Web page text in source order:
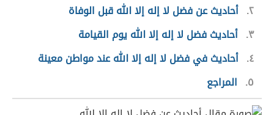
٢ أحاديث عن فضل لا إله إلا الله قبل الوفاة
٣ أحاديث فضل لا إله إلا الله يوم القيامة
٤ أحاديث في فضل لا إله إلا الله عند مواطن معينة
٥
المراجع